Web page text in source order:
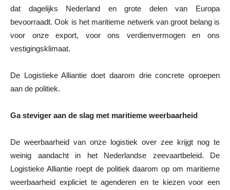
dat dagelijks Nederland en grote delen van Europa
bevoorraadt. Ook is het maritieme netwerk van groot belang is
voor onze export, voor ons verdienvermogen en ons
vestigingsklimaat.
De Logistieke Alliantie doet daarom drie concrete oproepen
aan de politiek.
Ga steviger aan de slag met maritieme weerbaarheid
De weerbaarheid van onze logistiek over zee krijgt nog te
weinig aandacht in het Nederlandse zeevaartbeleid. De
Logistieke Alliantie roept de politiek daarom op om maritieme
weerbaarheid expliciet te agenderen en te kiezen voor een